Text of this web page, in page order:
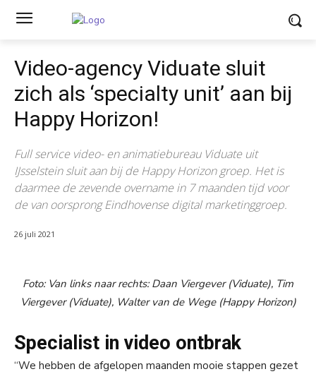
Video-agency Viduate sluit
zich als ‘specialty unit’ aan bij
Happy Horizon!
Full service video- en animatiebureau Viduate uit
IJsselstein sluit aan bij de Happy Horizon groep. Het is
daarmee de zevende overname in 7 maanden tijd voor
de van oorsprong Eindhovense digital marketinggroep.
26 juli 2021
Foto: Van links naar rechts: Daan Viergever (Viduate), Tim
Viergever (Viduate), Walter van de Wege (Happy Horizon)
Specialist in video ontbrak
“We hebben de afgelopen maanden mooie stappen gezet